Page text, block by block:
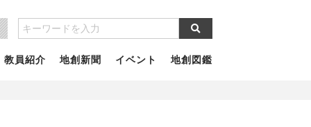
教員紹介 地創新聞 イベント 地創図鑑